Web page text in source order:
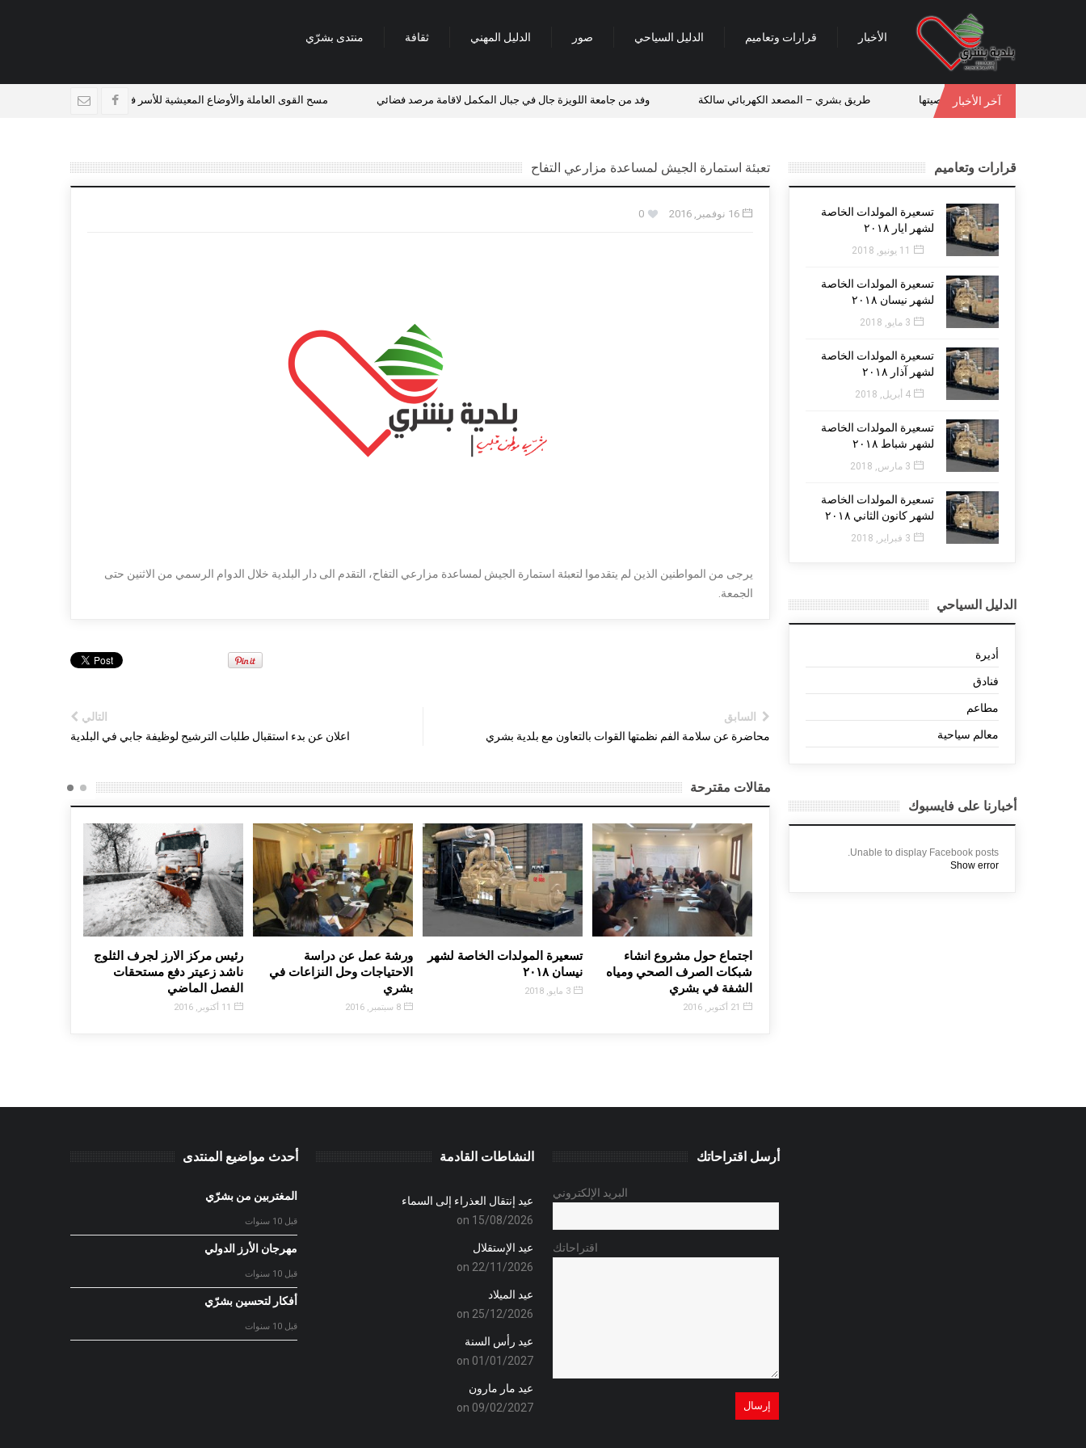
الأخبار قرارات وتعاميم الدليل السياحي صور الدليل المهني ثقافة منتدى بشرّي
آخر الأخبار
ستُدفن في بشري انفاذاً لوصيتها طريق بشري – المصعد الكهربائي سالكة وفد من جامعة اللويزة جال في جبال المكمل لاقامة مرصد فضائي مسح القوى العاملة والأوضاع المعيشية للأسر في لبنان
تعبئة استمارة الجيش لمساعدة مزارعي التفاح
16 نوفمبر, 2016 0
يرجى من المواطنين الذين لم يتقدموا لتعبئة استمارة الجيش لمساعدة مزارعي التفاح، التقدم الى دار البلدية خلال الدوام الرسمي من الاثنين حتى
الجمعة.
السابق
محاضرة عن سلامة الفم نظمتها القوات بالتعاون مع بلدية بشري
التالي
اعلان عن بدء استقبال طلبات الترشيح لوظيفة جابي في البلدية
مقالات مقترحة
رئيس مركز الارز لجرف الثلوج
ناشد زعيتر دفع مستحقات
الفصل الماضي
11 أكتوبر, 2016
ورشة عمل عن دراسة
الاحتياجات وحل النزاعات في
بشري
8 سبتمبر, 2016
تسعيرة المولدات الخاصة لشهر
نيسان ٢٠١٨
3 مايو, 2018
اجتماع حول مشروع انشاء
شبكات الصرف الصحي ومياه
الشفة في بشري
21 أكتوبر, 2016
قرارات وتعاميم
تسعيرة المولدات الخاصة
لشهر ايار ٢٠١٨
11 يونيو, 2018
تسعيرة المولدات الخاصة
لشهر نيسان ٢٠١٨
3 مايو, 2018
تسعيرة المولدات الخاصة
لشهر آذار ٢٠١٨
4 أبريل, 2018
تسعيرة المولدات الخاصة
لشهر شباط ٢٠١٨
3 مارس, 2018
تسعيرة المولدات الخاصة
لشهر كانون الثاني ٢٠١٨
3 فبراير, 2018
الدليل السياحي
أديرة
فنادق
مطاعم
معالم سياحية
أخبارنا على فايسبوك
Unable to display Facebook posts.
Show error
أحدث مواضيع المنتدى
المغتربين من بشرّي
قبل 10 سنوات
مهرجان الأرز الدولي
قبل 10 سنوات
أفكار لتحسين بشرّي
قبل 10 سنوات
النشاطات القادمة
عيد إنتقال العذراء إلى السماء
on 15/08/2026
عيد الإستقلال
on 22/11/2026
عيد الميلاد
on 25/12/2026
عيد رأس السنة
on 01/01/2027
عيد مار مارون
on 09/02/2027
أرسل اقتراحاتك
البريد الإلكتروني
اقتراحاتك